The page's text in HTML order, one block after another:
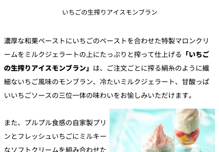
いちごの生搾りアイスモンブラン
濃厚な和栗ペーストにいちごのペーストを合わせた特製マロンクリ
ームをミルクジェラートの上にたっぷりと搾って仕上げる 「いちご
の生搾りアイスモンブラン」 は、ご注文ごとに搾る絹糸のように繊
細ないちご風味のモンブラン、冷たいミルクジェラート、甘酸っぱ
いいちごソースの三位一体の味わいをお愉しみいただけます。
また、プルプル食感の自家製プリ
ンとフレッシュいちごにミルキー
なソフトクリームを組み合わせた